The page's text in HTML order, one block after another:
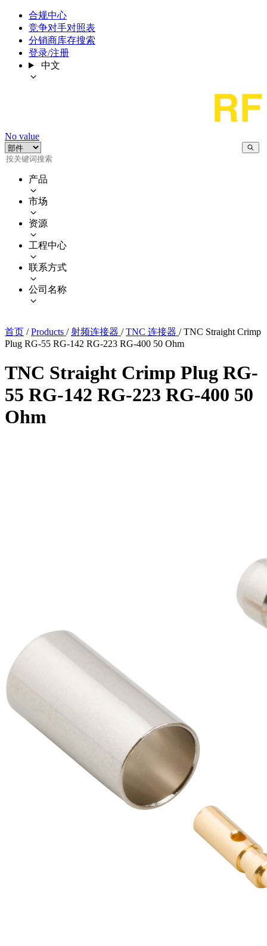
合规中心
竞争对手对照表
分销商库存搜索
登录/注册
中文
No value
产品
市场
资源
工程中心
联系方式
公司名称
首页 / Products / 射频连接器 / TNC 连接器 / TNC Straight Crimp
Plug RG-55 RG-142 RG-223 RG-400 50 Ohm
TNC Straight Crimp Plug RG-
55 RG-142 RG-223 RG-400 50
Ohm